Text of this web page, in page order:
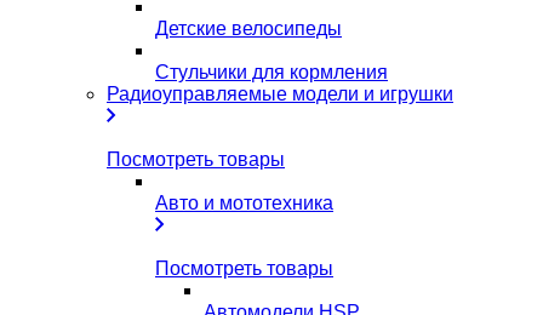
Детские велосипеды
Стульчики для кормления
Радиоуправляемые модели и игрушки
Посмотреть товары
Авто и мототехника
Посмотреть товары